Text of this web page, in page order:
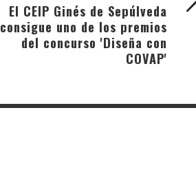
El CEIP Ginés de Sepúlveda
consigue uno de los premios
del concurso 'Diseña con
COVAP'